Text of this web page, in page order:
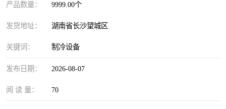
产品数量： 9999.00个
发货地址： 湖南省长沙望城区
关键词： 制冷设备
发布日期： 2026-08-07
阅 读 量： 70